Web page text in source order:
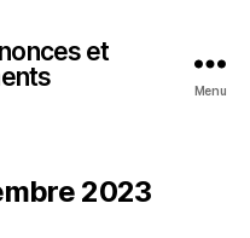
et
Menu
2023